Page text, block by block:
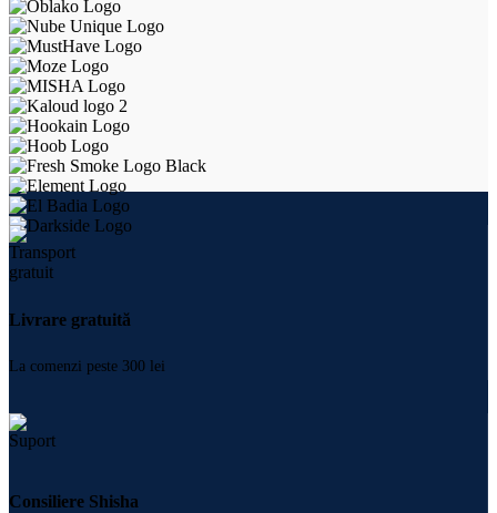
Livrare gratuită
La comenzi peste 300 lei
Consiliere Shisha